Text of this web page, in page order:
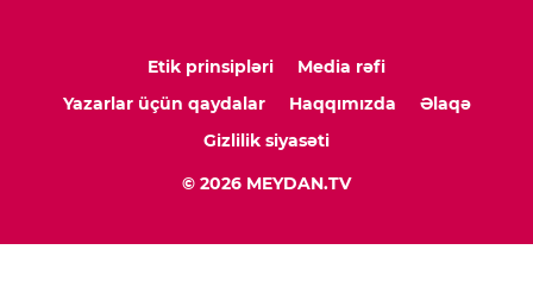
Etik prinsipləri
Media rəfi
Yazarlar üçün qaydalar
Haqqımızda
Əlaqə
Gizlilik siyasəti
© 2026 MEYDAN.TV